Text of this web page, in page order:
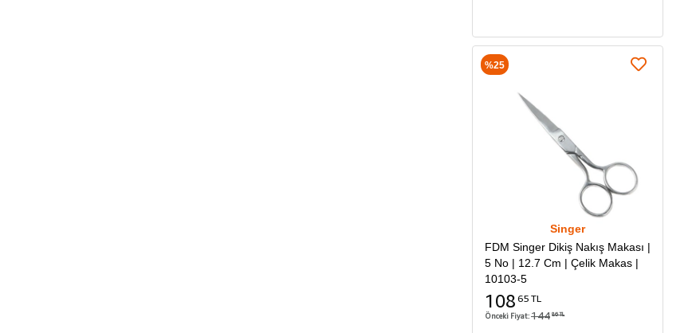
Singer
FDM Singer Dikiş Nakış Makası |
5 No | 12.7 Cm | Çelik Makas |
10103-5
108 65 TL
Önceki Fiyat:144 86 TL
%25